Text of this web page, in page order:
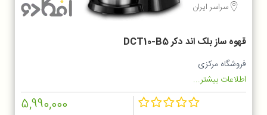
سراسر ایران
قهوه ساز بلک اند دکر DCT10-B5
فروشگاه مرکزی
اطلاعات بیشتر...
5,990,000